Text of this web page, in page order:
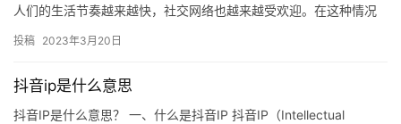
人们的生活节奏越来越快，社交网络也越来越受欢迎。在这种情况
面…
投稿 2023年3月20日
抖音ip是什么意思
抖音IP是什么意思？ 一、什么是抖音IP 抖音IP（Intellectual